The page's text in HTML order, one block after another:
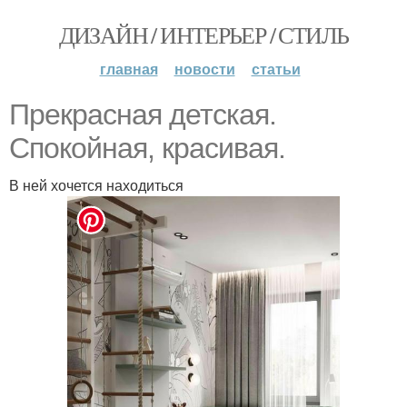
ДИЗАЙН / ИНТЕРЬЕР / СТИЛЬ
главная новости статьи
Прекрасная детская.
Спокойная, красивая.
В ней хочется находиться